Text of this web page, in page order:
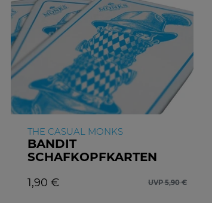
THE CASUAL MONKS
BANDIT
SCHAFKOPFKARTEN
UVP 5,90 €
1,90 €